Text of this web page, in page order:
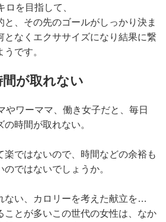
を目指して、
と、その先のゴールがしっかり決ま
となくエクササイズになり結果に繋
です。
間が取れない
やワーママ、働き女子だと、毎日
時間が取れない。
楽ではないので、時間などの余裕も
ではないでしょうか。
ない、カロリーを考えた献立を…
ことが多いこの世代の女性は、なか